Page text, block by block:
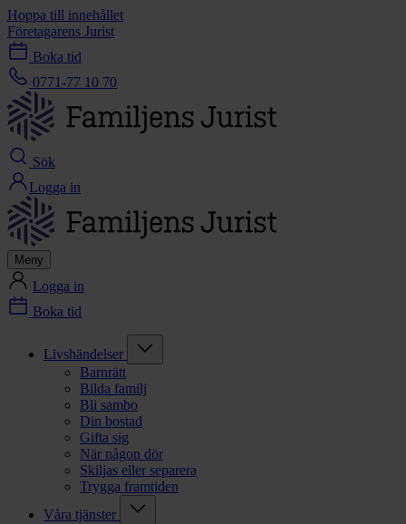
Hoppa till innehållet
Företagarens Jurist
Boka tid
0771-77 10 70
Sök
Logga in
Meny
Logga in
Boka tid
Livshändelser
Barnrätt
Bilda familj
Bli sambo
Din bostad
Gifta sig
När någon dör
Skiljas eller separera
Trygga framtiden
Våra tjänster